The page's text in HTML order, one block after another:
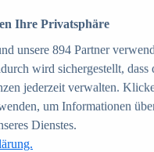
als 39.000 Online-Shops
Ihre Privatsphäre
unsere 894 Partner
wird sichergestellt,
jederzeit verwalten.
um Informationen
Dienstes.